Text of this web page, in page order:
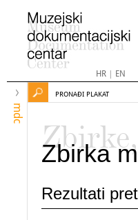
HR| EN
mdc
PRONAĐI PLAKAT
Zbirka
Rezultati